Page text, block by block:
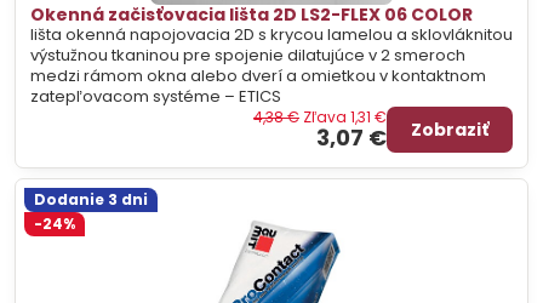
Okenná začisťovacia lišta 2D LS2-FLEX 06 COLOR
lišta okenná napojovacia 2D s krycou lamelou a sklovláknitou
výstužnou tkaninou pre spojenie dilatujúce v 2 smeroch
medzi rámom okna alebo dverí a omietkou v kontaktnom
zatepľovacom systéme – ETICS
3,07 €
4,38 € Zľava 1,31 €
Zobraziť
Dodanie 3 dni
-24%